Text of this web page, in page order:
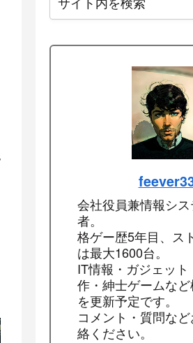
会社役員兼情報シ
者。
格ゲー歴5年目、ス
は最大1600台。
IT情報・ガジェット
作・紳士ゲームな
を更新予定です。
コメント・質問な
絡ください。